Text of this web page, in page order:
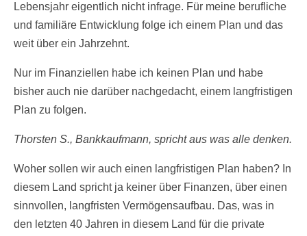
Lebensjahr eigentlich nicht infrage. Für meine berufliche
und familiäre Entwicklung folge ich einem Plan und das
weit über ein Jahrzehnt.
Nur im Finanziellen habe ich keinen Plan und habe
bisher auch nie darüber nachgedacht, einem langfristigen
Plan zu folgen.
Thorsten S., Bankkaufmann, spricht aus was alle denken.
Woher sollen wir auch einen langfristigen Plan haben? In
diesem Land spricht ja keiner über Finanzen, über einen
sinnvollen, langfristen Vermögensaufbau. Das, was in
den letzten 40 Jahren in diesem Land für die private